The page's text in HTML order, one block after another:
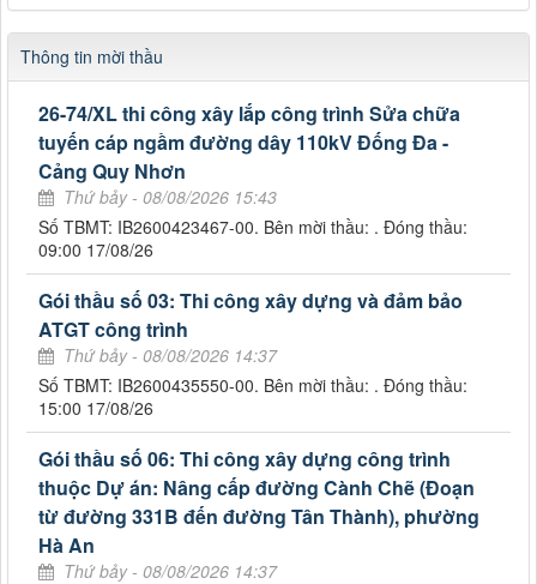
Thông tin mời thầu
26-74/XL thi công xây lắp công trình Sửa chữa
tuyến cáp ngầm đường dây 110kV Đống Đa -
Cảng Quy Nhơn
Thứ bảy - 08/08/2026 15:43
Số TBMT: IB2600423467-00. Bên mời thầu: . Đóng thầu:
09:00 17/08/26
Gói thầu số 03: Thi công xây dựng và đảm bảo
ATGT công trình
Thứ bảy - 08/08/2026 14:37
Số TBMT: IB2600435550-00. Bên mời thầu: . Đóng thầu:
15:00 17/08/26
Gói thầu số 06: Thi công xây dựng công trình
thuộc Dự án: Nâng cấp đường Cành Chẽ (Đoạn
từ đường 331B đến đường Tân Thành), phường
Hà An
Thứ bảy - 08/08/2026 14:37